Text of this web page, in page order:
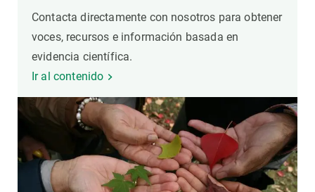
Contacta directamente con nosotros para obtener
voces, recursos e información basada en
evidencia científica.
Ir al contenido